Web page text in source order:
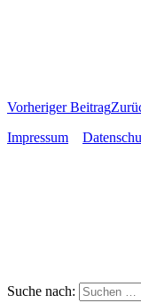
Vorheriger Beitrag
Impressum
Suche nach: